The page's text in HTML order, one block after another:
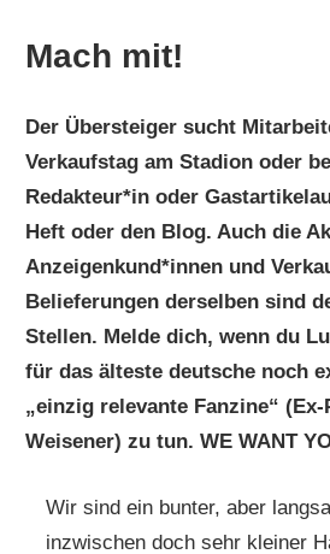
Mach mit!
Der Übersteiger sucht
Verkaufstag am Stadion oder
Redakteur*in oder
Heft oder den Blog. Auch die
Anzeigenkund*innen und
Belieferungen derselben sind
Stellen. Melde dich, wenn du
für das älteste deutsche noch
„einzig relevante Fanzine“
Weisener) zu tun. WE WANT
Wir sind ein bunter, aber
inzwischen doch sehr kleiner